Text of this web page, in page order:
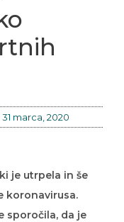
31 marca, 2020
je utrpela in še
koronavirusa.
sporočila, da je